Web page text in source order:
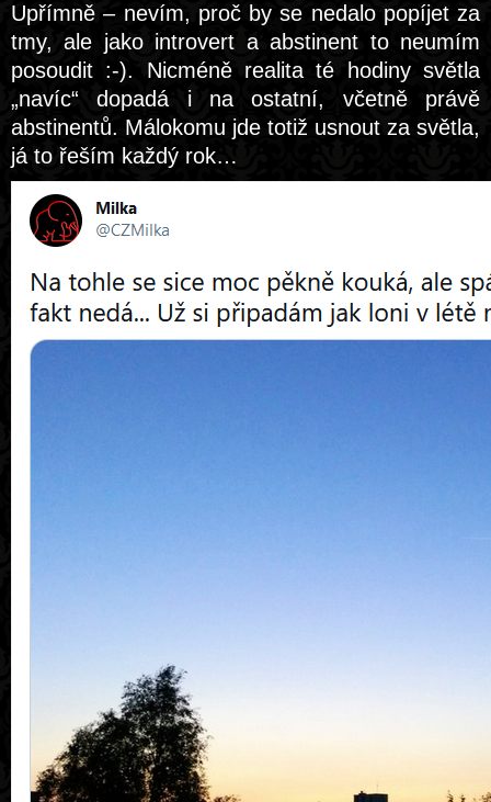
Upřímně – nevím, proč by se nedalo popíjet za
tmy, ale jako introvert a abstinent to neumím
posoudit :-). Nicméně realita té hodiny světla
„navíc“ dopadá i na ostatní, včetně právě
abstinentů. Málokomu jde totiž usnout za světla,
já to řeším každý rok…